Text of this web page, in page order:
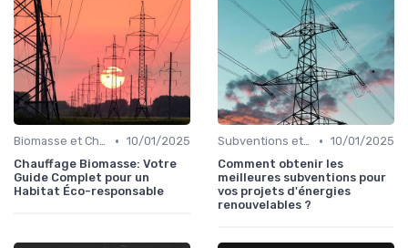
Biomasse et Chauffage Écologique • 10/01/2025
Chauffage Biomasse: Votre
Guide Complet pour un
Habitat Éco-responsable
Subventions et Aides Financières • 10/01/2025
Comment obtenir les
meilleures subventions pour
vos projets d'énergies
renouvelables ?